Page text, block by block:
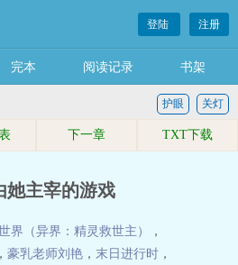
登陆 注册
完本 阅读记录 书架
关灯
护眼
下一章 TXT下载
她主宰的游戏
界（异界：精灵救世主）
，
， 豪乳老师刘艳 ， 末日进行时 ，